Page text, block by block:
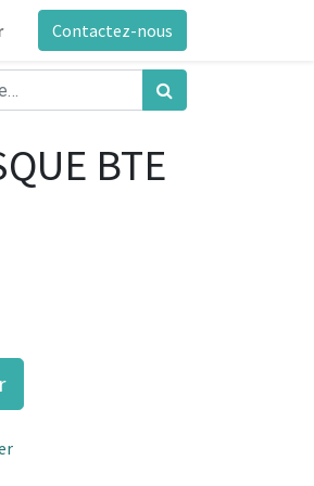
Contactez-nous
BTE